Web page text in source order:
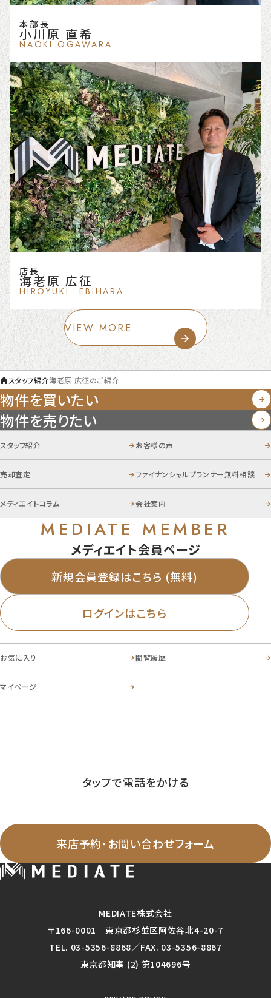
本部長
小川原 直希
NAOKI OGAWARA
店長
海老原 広征
HIROYUKI EBIHARA
VIEW MORE
スタッフ紹介海老原 広征のご紹介
物件を買いたい
物件を売りたい
スタッフ紹介 お客様の声
売却査定 ファイナンシャルプランナー無料相談
メディエイトコラム 会社案内
MEDIATE MEMBER
メディエイト会員ページ
新規会員登録はこちら (無料)
ログインはこちら
お気に入り 閲覧履歴
マイページ
タップで電話をかける
来店予約・お問い合わせフォーム
MEDIATE株式会社
〒166-0001 東京都杉並区阿佐谷北4-20-7
TEL. 03-5356-8868／FAX. 03-5356-8867
東京都知事 (2) 第104696号